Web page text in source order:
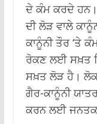
ਦੇ ਕੰਮ ਕਰਦੇ
ਦੀ ਲੋੜ ਵਾਲੇ
ਕਾਨੂੰਨੀ ਤੌਰ ‘ਤੇ
ਰੋਕਣ ਲਈ ਸਖ਼ਤ
ਸਖ਼ਤ ਲੋੜ ਹੈ।
ਗੈਰ-ਕਾਨੂੰਨੀ
ਕਰਨ ਲਈ ਜਨਤਕ